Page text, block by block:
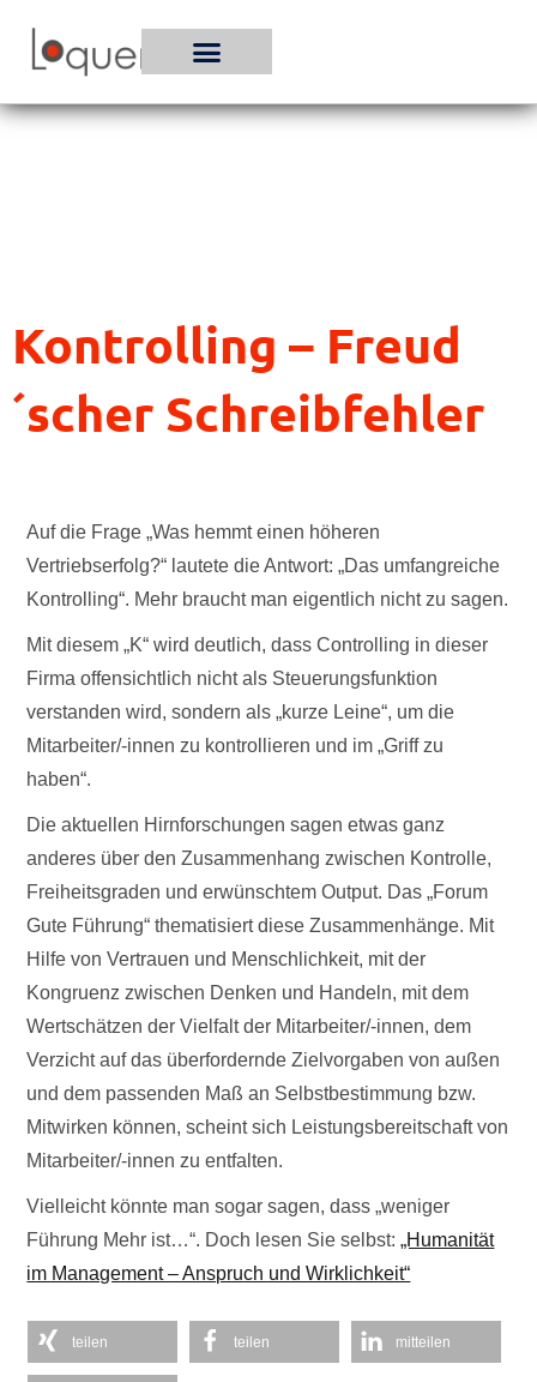
Inhalt
Kontrolling – Freud
´scher Schreibfehler
Auf die Frage „Was hemmt einen höheren
Vertriebserfolg?“ lautete die Antwort: „Das umfangreiche
Kontrolling“. Mehr braucht man eigentlich nicht zu sagen.
Mit diesem „K“ wird deutlich, dass Controlling in dieser
Firma offensichtlich nicht als Steuerungsfunktion
verstanden wird, sondern als „kurze Leine“, um die
Mitarbeiter/-innen zu kontrollieren und im „Griff zu
haben“.
Die aktuellen Hirnforschungen sagen etwas ganz
anderes über den Zusammenhang zwischen Kontrolle,
Freiheitsgraden und erwünschtem Output. Das „Forum
Gute Führung“ thematisiert diese Zusammenhänge. Mit
Hilfe von Vertrauen und Menschlichkeit, mit der
Kongruenz zwischen Denken und Handeln, mit dem
Wertschätzen der Vielfalt der Mitarbeiter/-innen, dem
Verzicht auf das überfordernde Zielvorgaben von außen
und dem passenden Maß an Selbstbestimmung bzw.
Mitwirken können, scheint sich Leistungsbereitschaft von
Mitarbeiter/-innen zu entfalten.
Vielleicht könnte man sogar sagen, dass „weniger
Führung Mehr ist…“. Doch lesen Sie selbst:„Humanität
im Management – Anspruch und Wirklichkeit“
teilen teilen mitteilen